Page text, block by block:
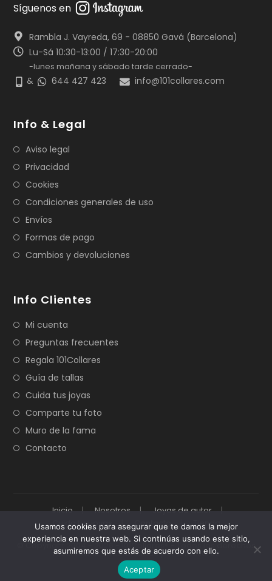
Síguenos en
Rambla J. Vayreda, 69 - 08850 Gavá (Barcelona)
Lu-Sá 10:30-13:00 / 17:30-20:00
-lunes mañana y sábado tarde cerrado-
& 644 427 423 info@101collares.com
Info & Legal
Aviso legal
Privacidad
Cookies
Condiciones generales de uso
Envíos
Formas de pago
Cambios y devoluciones
Info Clientes
Mi cuenta
Preguntas frecuentes
Regala 101Collares
Guía de tallas
Cuida tus joyas
Comparte tu foto
Muro de la fama
Contacto
Inicio Nosotros
Joyas de autor
Cuida tus joyas
Contacto
Tienda
© Copyright 2004 - 2026 - 101Collares® - Todos los derechos
reservados - Desarrollado por 101Collares
Usamos cookies para asegurar que te damos la mejor
experiencia en nuestra web. Si continúas usando este sitio,
asumiremos que estás de acuerdo con ello.
Aceptar